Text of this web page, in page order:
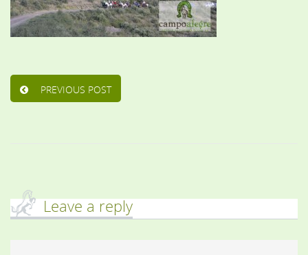
PREVIOUS POST
Leave a reply